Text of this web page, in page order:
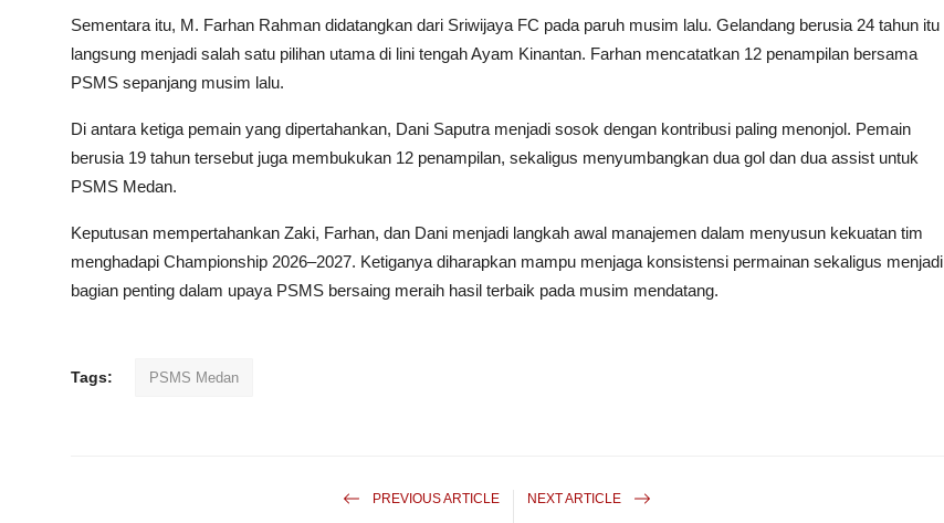
Sementara itu, M. Farhan Rahman didatangkan dari Sriwijaya FC pada paruh musim lalu. Gelandang berusia 24 tahun itu
langsung menjadi salah satu pilihan utama di lini tengah Ayam Kinantan. Farhan mencatatkan 12 penampilan bersama
PSMS sepanjang musim lalu.
Di antara ketiga pemain yang dipertahankan, Dani Saputra menjadi sosok dengan kontribusi paling menonjol. Pemain
berusia 19 tahun tersebut juga membukukan 12 penampilan, sekaligus menyumbangkan dua gol dan dua assist untuk
PSMS Medan.
Keputusan mempertahankan Zaki, Farhan, dan Dani menjadi langkah awal manajemen dalam menyusun kekuatan tim
menghadapi Championship 2026–2027. Ketiganya diharapkan mampu menjaga konsistensi permainan sekaligus menjadi
bagian penting dalam upaya PSMS bersaing meraih hasil terbaik pada musim mendatang.
Tags: PSMS Medan
PREVIOUS ARTICLE NEXT ARTICLE